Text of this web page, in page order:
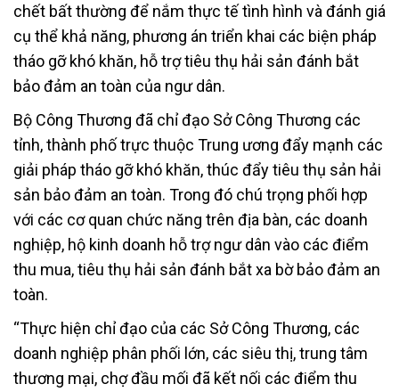
chết bất thường để nắm thực tế tình hình và đánh giá
cụ thể khả năng, phương án triển khai các biện pháp
tháo gỡ khó khăn, hỗ trợ tiêu thụ hải sản đánh bắt
bảo đảm an toàn của ngư dân.
Bộ Công Thương đã chỉ đạo Sở Công Thương các
tỉnh, thành phố trực thuộc Trung ương đẩy mạnh các
giải pháp tháo gỡ khó khăn, thúc đẩy tiêu thụ sản hải
sản bảo đảm an toàn. Trong đó chú trọng phối hợp
với các cơ quan chức năng trên địa bàn, các doanh
nghiệp, hộ kinh doanh hỗ trợ ngư dân vào các điểm
thu mua, tiêu thụ hải sản đánh bắt xa bờ bảo đảm an
toàn.
“Thực hiện chỉ đạo của các Sở Công Thương, các
doanh nghiệp phân phối lớn, các siêu thị, trung tâm
thương mại, chợ đầu mối đã kết nối các điểm thu